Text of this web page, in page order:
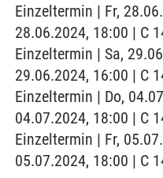
Einzeltermin | Fr,
28.06.2024, 18:00 | C
Einzeltermin | Sa,
29.06.2024, 16:00 | C
Einzeltermin | Do,
04.07.2024, 18:00 | C
Einzeltermin | Fr,
05.07.2024, 18:00 | C